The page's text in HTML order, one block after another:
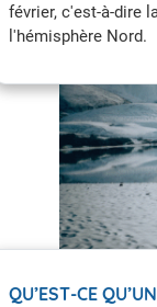
février, c'est-à-dire
l'hémisphère Nord.
QU’EST-CE